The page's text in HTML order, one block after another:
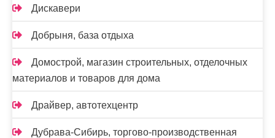
Дискавери
Добрыня, база отдыха
Домострой, магазин строительных, отделочных
материалов и товаров для дома
Драйвер, автотехцентр
Дубрава-Сибирь, торгово-производственная